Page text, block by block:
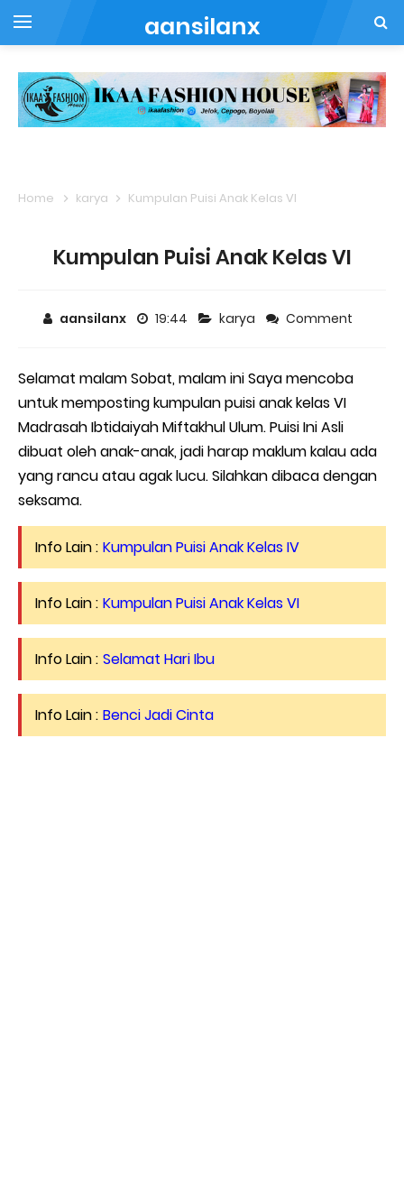
aansilanx
Home karya Kumpulan Puisi Anak Kelas VI
Kumpulan Puisi Anak Kelas VI
aansilanx 19:44 karya Comment
Selamat malam Sobat, malam ini Saya mencoba
untuk memposting kumpulan puisi anak kelas VI
Madrasah Ibtidaiyah Miftakhul Ulum. Puisi Ini Asli
dibuat oleh anak-anak, jadi harap maklum kalau ada
yang rancu atau agak lucu. Silahkan dibaca dengan
seksama.
Info Lain : Kumpulan Puisi Anak Kelas IV
Info Lain : Kumpulan Puisi Anak Kelas VI
Info Lain : Selamat Hari Ibu
Info Lain : Benci Jadi Cinta